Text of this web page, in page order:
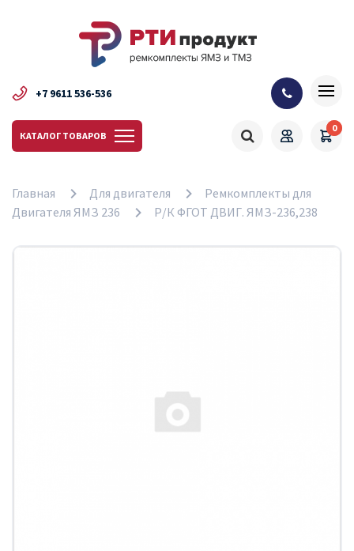
+7 9611 536-536
КАТАЛОГ ТОВАРОВ
0
Главная Для двигателя
Ремкомплекты для
Двигателя ЯМЗ 236
Р/К ФГОТ ДВИГ. ЯМЗ-236,238